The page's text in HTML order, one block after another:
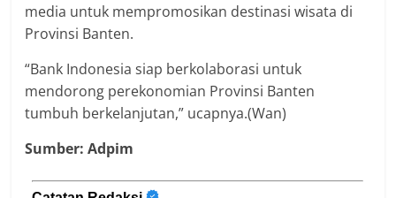
media untuk mempromosikan destinasi wisata di
Provinsi Banten.
“Bank Indonesia siap berkolaborasi untuk
mendorong perekonomian Provinsi Banten
tumbuh berkelanjutan,” ucapnya.(Wan)
Sumber: Adpim